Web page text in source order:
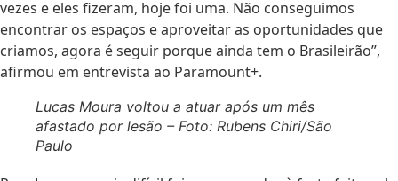
vezes e eles fizeram, hoje foi uma. Não conseguimos
encontrar os espaços e aproveitar as oportunidades que
criamos, agora é seguir porque ainda tem o Brasileirão”,
afirmou em entrevista ao Paramount+.
Lucas Moura voltou a atuar após um mês
afastado por lesão – Foto: Rubens Chiri/São
Paulo